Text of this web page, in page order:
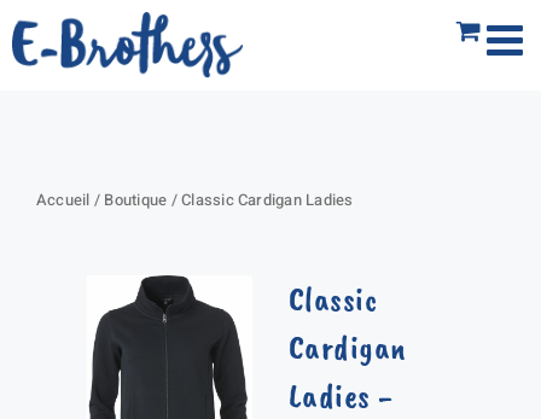
Passer
au
Accueil / Boutique /Classic Cardigan Ladies
Classic
Cardigan
Ladies -